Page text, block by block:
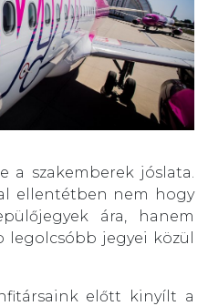
a szakemberek jóslata.
ellentétben nem hogy
ára, hanem
jegyei közül
előtt kinyílt a